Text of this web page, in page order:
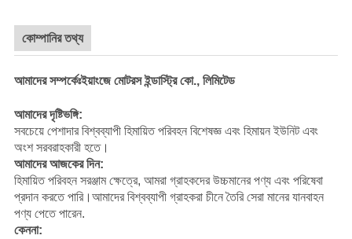
কোম্পানির তথ্য
আমাদের সম্পর্কেঃইয়াংজে মোটরস ইন্ডাস্ট্রি কো., লিমিটেড
আমাদের দৃষ্টিভঙ্গি:
সবচেয়ে পেশাদার বিশ্বব্যাপী হিমায়িত পরিবহন বিশেষজ্ঞ এবং হিমায়ন ইউনিট এবং
অংশ সরবরাহকারী হতে।
আমাদের আজকের দিন:
হিমায়িত পরিবহন সরঞ্জাম ক্ষেত্রে, আমরা গ্রাহকদের উচ্চমানের পণ্য এবং পরিষেবা
প্রদান করতে পারি।আমাদের বিশ্বব্যাপী গ্রাহকরা চীনে তৈরি সেরা মানের যানবাহন
পণ্য পেতে পারেন.
কেননা: